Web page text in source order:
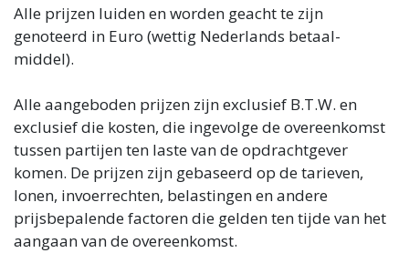
Alle prijzen luiden en worden geacht te zijn
genoteerd in Euro (wettig Nederlands betaal-
middel).
Alle aangeboden prijzen zijn exclusief B.T.W. en
exclusief die kosten, die ingevolge de overeenkomst
tussen partijen ten laste van de opdrachtgever
komen. De prijzen zijn gebaseerd op de tarieven,
lonen, invoerrechten, belastingen en andere
prijsbepalende factoren die gelden ten tijde van het
aangaan van de overeenkomst.